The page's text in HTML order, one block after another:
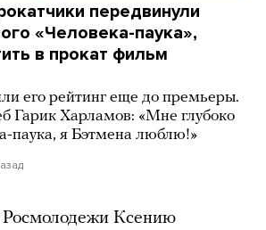
передвинули
«Человека-паука»,
в прокат фильм
его рейтинг еще до премьеры.
Гарик Харламов: «Мне глубоко
паука, я Бэтмена люблю!»
Ксению